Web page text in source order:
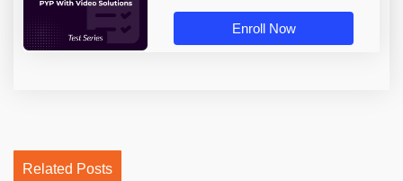
Enroll Now
Related Posts